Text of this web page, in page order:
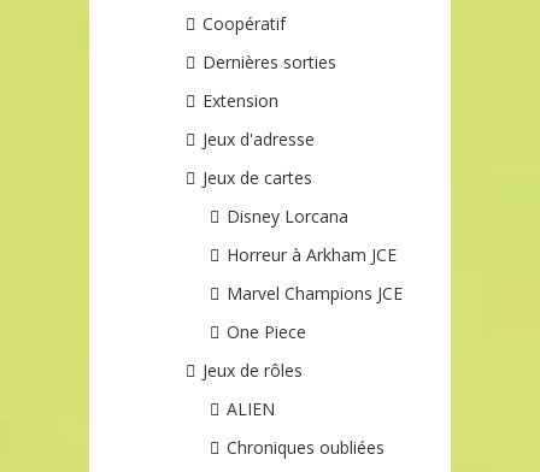
Coopératif
Dernières sorties
Extension
Jeux d'adresse
Jeux de cartes
Disney Lorcana
Horreur à Arkham JCE
Marvel Champions JCE
One Piece
Jeux de rôles
ALIEN
Chroniques oubliées